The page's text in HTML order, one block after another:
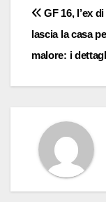
articoli
GF 16, l’ex
lascia la casa
malore: i